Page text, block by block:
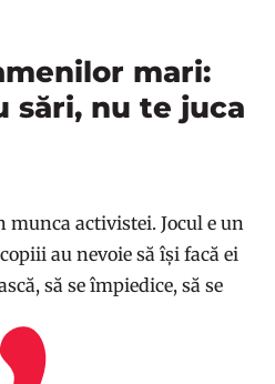
mari:
sări, nu te juca
munca activistei. Jocul e un
au nevoie să își facă ei
să se împiedice, să se